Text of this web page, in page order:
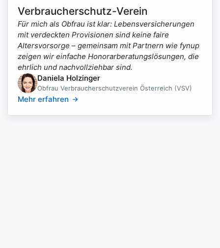
Verbraucherschutz-Verein
Für mich als Obfrau ist klar: Lebensversicherungen
mit verdeckten Provisionen sind keine faire
Altersvorsorge – gemeinsam mit Partnern wie fynup
zeigen wir einfache Honorarberatungslösungen, die
ehrlich und nachvollziehbar sind.
Daniela Holzinger
Obfrau Verbraucherschutzverein Österreich (VSV)
Mehr erfahren